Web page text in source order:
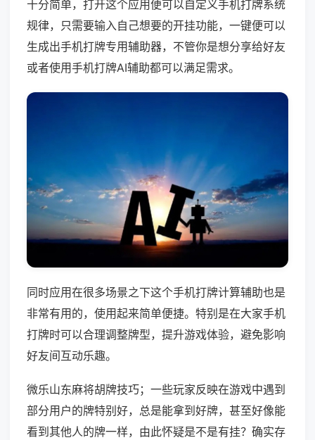
十分简单，打开这个应用便可以自定义手机打牌系统
规律，只需要输入自己想要的开挂功能，一键便可以
生成出手机打牌专用辅助器，不管你是想分享给好友
或者使用手机打牌AI辅助都可以满足需求。
同时应用在很多场景之下这个手机打牌计算辅助也是
非常有用的，使用起来简单便捷。特别是在大家手机
打牌时可以合理调整牌型，提升游戏体验，避免影响
好友间互动乐趣。
微乐山东麻将胡牌技巧；一些玩家反映在游戏中遇到
部分用户的牌特别好，总是能拿到好牌，甚至好像能
看到其他人的牌一样，由此怀疑是不是有挂？确实存